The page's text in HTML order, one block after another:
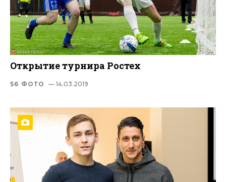
Открытие турнира Ростех
56 ФОТО — 14.03.2019